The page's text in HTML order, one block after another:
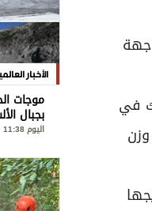
في
الأخبار
موجات
بجبال
اليوم 11:38